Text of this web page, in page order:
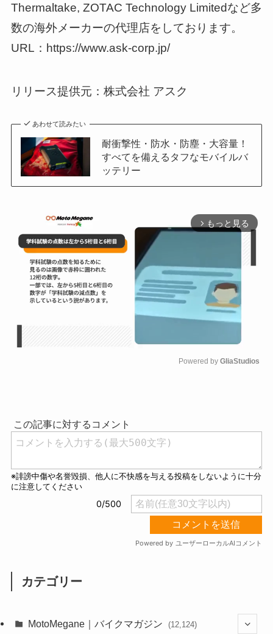
Thermaltake, ZOTAC Technology Limitedなど多
数の海外メーカーの代理店をしております。
URL：https://www.ask-corp.jp/
リリース提供元：株式会社 アスク
あわせて読みたい
耐衝撃性・防水・防塵・大容量！
すべてを備えるタフなモバイルバ
ッテリー
arrow_forward_ios もっと見る
Powered by GliaStudios
カテゴリー
MotoMegane｜バイクマガジン (12,124)